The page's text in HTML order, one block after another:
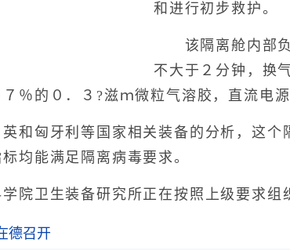
和进行初步救护。
该隔离舱内部负
不大于２分钟，换
％的０．３?滋ｍ微粒气溶胶，直流电
匈牙利等国家相关装备的分析，这个
均能满足隔离病毒要求。
卫生装备研究所正在按照上级要求组
德召开